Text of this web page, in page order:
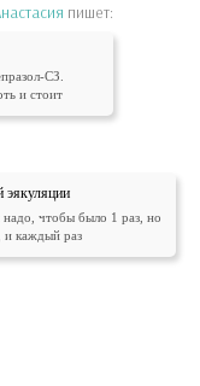
пишет:
СЗ.
и стоит
эякуляции
чтобы было 1 раз, но
и каждый раз